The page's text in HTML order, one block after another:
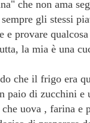
che non ama
gli stessi
e provare
la mia è una
che il frigo era
paio di zucchini e
uova , farina e